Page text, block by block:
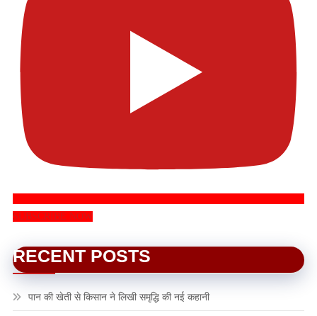
SUBSCRIBE NOW
RECENT POSTS
पान की खेती से किसान ने लिखी समृद्धि की नई कहानी